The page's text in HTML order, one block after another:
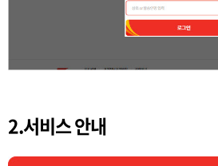
2.서비스 안내